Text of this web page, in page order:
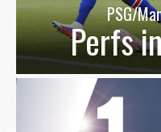
PSG/
Perfs